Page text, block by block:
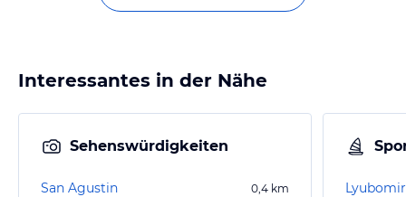
Interessantes in der Nähe
Sehenswürdigkeiten
San Agustin 0,4 km